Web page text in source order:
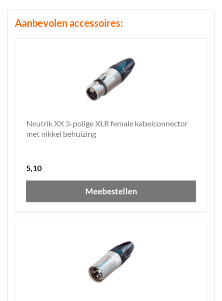
Aanbevolen accessoires:
Neutrik XX 3-polige XLR female kabelconnector
met nikkel behuizing
5,10
Meebestellen